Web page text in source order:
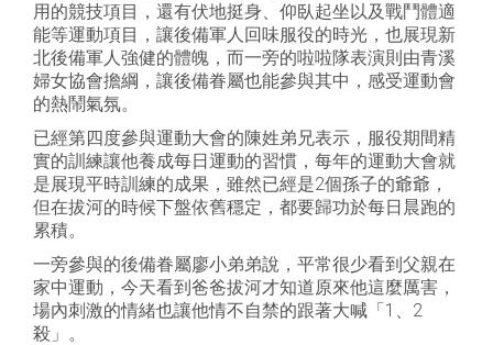
用的競技項目，還有伏地挺身、仰臥起坐以及戰鬥體適
能等運動項目，讓後備軍人回味服役的時光，也展現新
北後備軍人強健的體魄，而一旁的啦啦隊表演則由青溪
婦女協會擔綱，讓後備眷屬也能參與其中，感受運動會
的熱鬧氣氛。
已經第四度參與運動大會的陳姓弟兄表示，服役期間精
實的訓練讓他養成每日運動的習慣，每年的運動大會就
是展現平時訓練的成果，雖然已經是2個孫子的爺爺，
但在拔河的時候下盤依舊穩定，都要歸功於每日晨跑的
累積。
一旁參與的後備眷屬廖小弟弟說，平常很少看到父親在
家中運動，今天看到爸爸拔河才知道原來他這麼厲害，
場內刺激的情緒也讓他情不自禁的跟著大喊「1、2
殺」。